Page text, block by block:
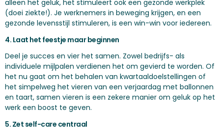
alleen het geluk, het stimuleert ook een gezonde werkplek
(doei ziekte!). Je werknemers in beweging krijgen, en een
gezonde levensstijl stimuleren, is een win-win voor iedereen.
4. Laat het feestje maar beginnen
Deel je succes en vier het samen. Zowel bedrijfs- als
individuele mijlpalen verdienen het om gevierd te worden. Of
het nu gaat om het behalen van kwartaaldoelstellingen of
het simpelweg het vieren van een verjaardag met ballonnen
en taart, samen vieren is een zekere manier om geluk op het
werk een boost te geven.
5. Zet self-care centraal